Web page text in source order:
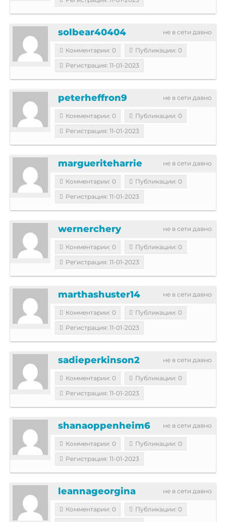
не в сети давно
solbear40404
Комментарии: 0
Публикации: 0
Регистрация: 11-01-2023
не в сети давно
peterheffron9
Комментарии: 0
Публикации: 0
Регистрация: 11-01-2023
не в сети давно
margueriteharrie
Комментарии: 0
Публикации: 0
Регистрация: 11-01-2023
не в сети давно
wernerchery
Комментарии: 0
Публикации: 0
Регистрация: 11-01-2023
не в сети давно
marthashuster14
Комментарии: 0
Публикации: 0
Регистрация: 11-01-2023
не в сети давно
sadieperkinson2
Комментарии: 0
Публикации: 0
Регистрация: 11-01-2023
не в сети давно
shanaoppenheim6
Комментарии: 0
Публикации: 0
Регистрация: 11-01-2023
не в сети давно
leannageorgina
Комментарии: 0
Публикации: 0